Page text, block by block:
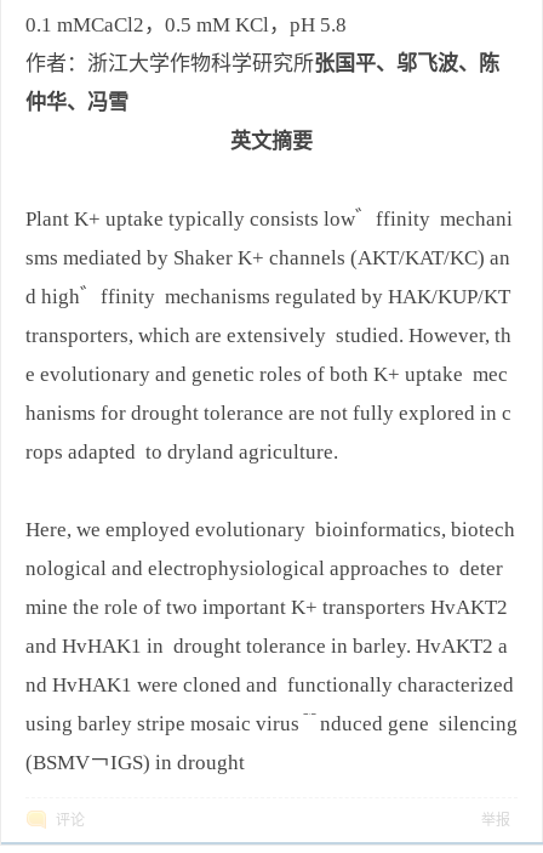
0.1 mMCaCl2，0.5 mM KCl，pH 5.8
作者：浙江大学作物科学研究所张国平、邬飞波、
陈
仲华、 冯雪
英文摘要
Plant K+ uptake typically consists low゛ffinity mechani
sms mediated by Shaker K+ channels (AKT/KAT/KC) an
d high゛ffinity mechanisms regulated by HAK/KUP/KT
transporters, which are extensively studied. However, th
e evolutionary and genetic roles of both K+ uptake mec
hanisms for drought tolerance are not fully explored in c
rops adapted to dryland agriculture.
Here, we employed evolutionary bioinformatics, biotech
nological and electrophysiological approaches to deter
mine the role of two important K+ transporters HvAKT2
and HvHAK1 in drought tolerance in barley. HvAKT2 a
nd HvHAK1 were cloned and functionally characterized
using barley stripe mosaic virus﹊nduced gene silencing
(BSMV￢IGS) in drought
评论 举报